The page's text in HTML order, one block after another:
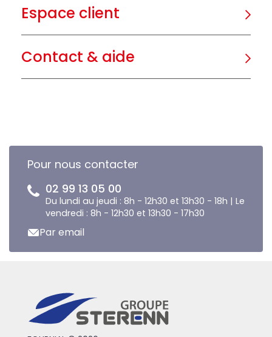
Espace client
Contact & aide
Pour nous contacter
02 99 13 05 00
Du lundi au jeudi : 8h - 12h30 et 13h30 - 18h | Le
vendredi : 8h - 12h30 et 13h30 - 17h30
Par email